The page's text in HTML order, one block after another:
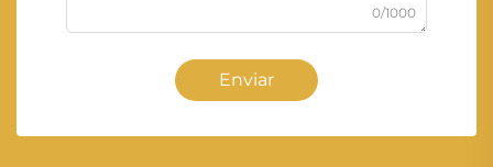
0/1000
Enviar